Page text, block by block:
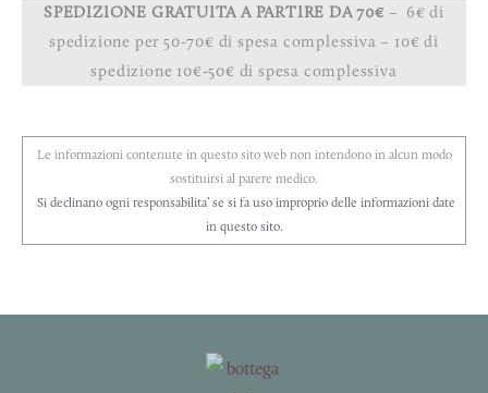
SPEDIZIONE GRATUITA A PARTIRE DA 70€ – 6€ di
spedizione per 50-70€ di spesa complessiva – 10€ di
spedizione 10€-50€ di spesa complessiva
Le informazioni contenute in questo sito web non intendono in alcun modo
sostituirsi al parere medico.
Si declinano ogni responsabilita’ se si fa uso improprio delle informazioni date
in questo sito.